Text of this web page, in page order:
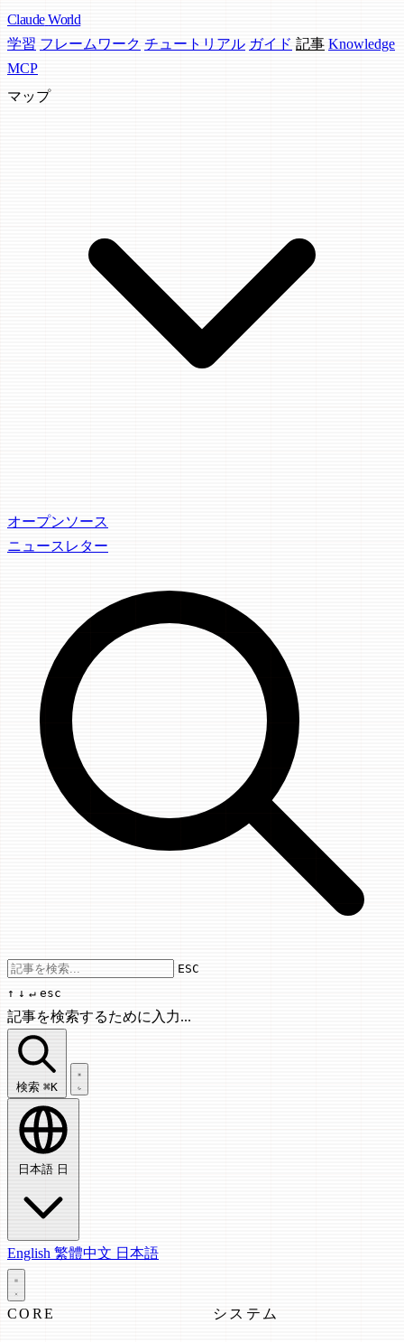
Claude World
学習 フレームワーク チュートリアル ガイド 記事 Knowledge
MCP
マップ
オープンソース
ニュースレター
Use arrow keys to navigate results,
ESC
↑ ↓ ↵ esc
記事を検索するために入力...
記事を検索...
検索 ⌘K
日本語 日
English 繁體中文 日本語
CORE システム